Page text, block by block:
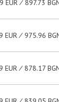
EUR ∕ 897.73
EUR ∕ 975.96
EUR ∕ 878.17